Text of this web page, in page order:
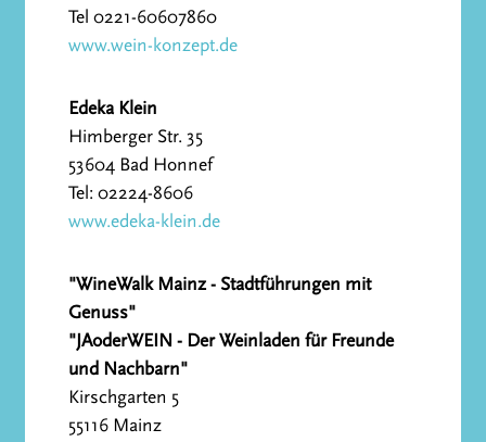
Tel 0221-60607860
www.wein-konzept.de
Edeka Klein
Himberger Str. 35
53604 Bad Honnef
Tel: 02224-8606
www.edeka-klein.de
"WineWalk Mainz - Stadtführungen mit
Genuss"
"JAoderWEIN - Der Weinladen für Freunde
und Nachbarn"
Kirschgarten 5
55116 Mainz